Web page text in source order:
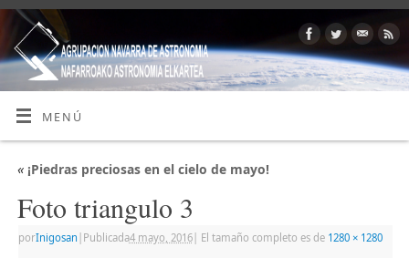
MENÚ
«¡Piedras preciosas en el cielo de mayo!
Foto triangulo 3
porInigosan Publicada4 mayo, 2016| El tamaño completo es de 1280 × 1280